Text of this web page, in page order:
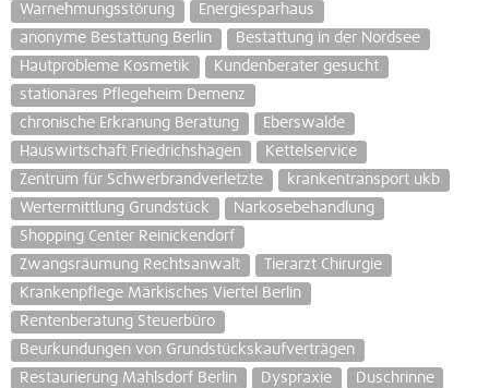
Warnehmungsstörung
Energiesparhaus
anonyme Bestattung Berlin
Bestattung in der Nordsee
Hautprobleme Kosmetik
Kundenberater gesucht
stationäres Pflegeheim Demenz
chronische Erkranung Beratung
Eberswalde
Hauswirtschaft Friedrichshagen
Kettelservice
Zentrum für Schwerbrandverletzte
krankentransport ukb
Wertermittlung Grundstück
Narkosebehandlung
Shopping Center Reinickendorf
Zwangsräumung Rechtsanwalt
Tierarzt Chirurgie
Krankenpflege Märkisches Viertel Berlin
Rentenberatung Steuerbüro
Beurkundungen von Grundstückskaufverträgen
Restaurierung Mahlsdorf Berlin
Dyspraxie
Duschrinne